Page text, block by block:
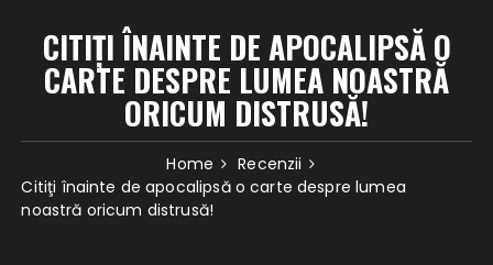
CITIŢI ÎNAINTE DE APOCALIPSĂ O
CARTE DESPRE LUMEA NOASTRĂ
ORICUM DISTRUSĂ!
Home
Recenzii
Citiţi înainte de apocalipsă o carte despre lumea
noastră oricum distrusă!